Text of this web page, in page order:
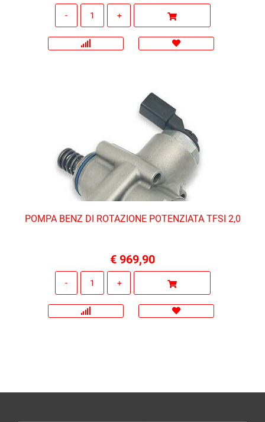
POMPA BENZ DI ROTAZIONE POTENZIATA TFSI 2,0
€ 969,90